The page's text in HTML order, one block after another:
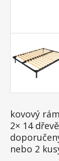
kovový
2× 14
nebo 2